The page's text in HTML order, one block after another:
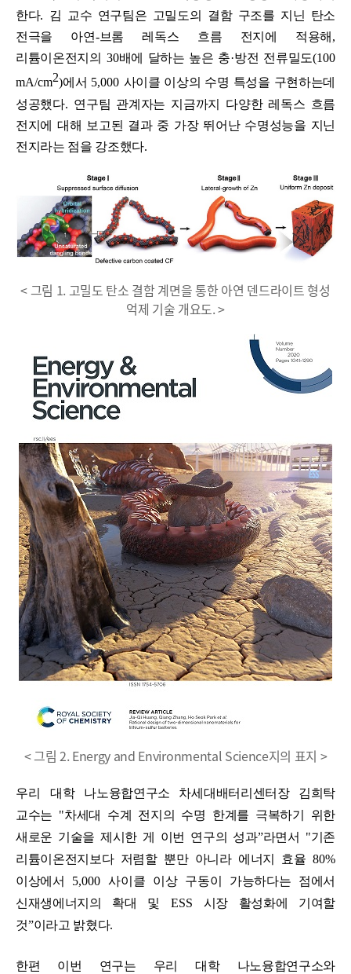
한다. 김 교수 연구팀은 고밀도의 결함 구조를 지닌 탄소
전극을 아연-브롬 레독스 흐름 전지에 적용해 ,
리튬이온전지의 30배에 달하는 높은 충·방전 전류밀도(100
mA/cm2)에서 5,000 사이클 이상의 수명 특성을 구현하는데
성공했다. 연구팀 관계자는 지금까지 다양한 레독스 흐름
전지에 대해 보고된 결과 중 가장 뛰어난 수명성능을 지닌
전지라는 점을 강조했다.
< 그림 1. 고밀도 탄소 결함 계면을 통한 아연 덴드라이트 형성
억제 기술 개요도. >
< 그림 2. Energy and Environmental Science지의 표지 >
우리 대학 나노융합연구소 차세대배터리센터장 김희탁
교수는 "차세대 수계 전지의 수명 한계를 극복하기 위한
새로운 기술을 제시한 게 이번 연구의 성과”라면서 "기존
리튬이온전지보다 저렴할 뿐만 아니라 에너지 효율 80%
이상에서 5,000사이클 이상 구동이 가능하다는 점에서
신재생에너지의 확대 및 ESS 시장 활성화에 기여할
것”이라고 밝혔다.
한편 이번 연구는 우리 대학
나노융합연구소와